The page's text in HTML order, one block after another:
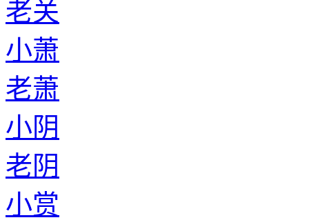
老关
小萧
老萧
小阴
老阴
小赏